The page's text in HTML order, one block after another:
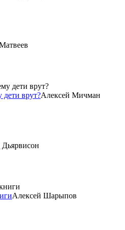
дети врут?Алексей Мичман
Алексей Шарыпов